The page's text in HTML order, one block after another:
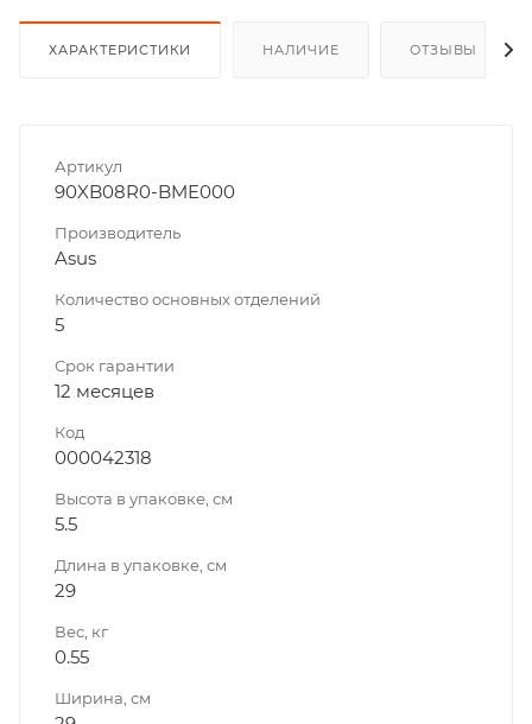
ХАРАКТЕРИСТИКИ НАЛИЧИЕ ОТЗЫВЫ
Артикул
90XB08R0-BME000
Производитель
Asus
Количество основных отделений
5
Срок гарантии
12 месяцев
Код
000042318
Высота в упаковке, см
5.5
Длина в упаковке, см
29
Вес, кг
0.55
Ширина, см